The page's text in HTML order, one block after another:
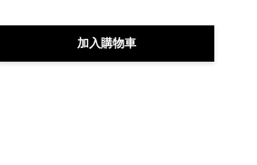
加入購物車